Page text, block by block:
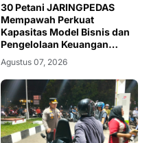
30 Petani JARINGPEDAS
Mempawah Perkuat
Kapasitas Model Bisnis dan
Pengelolaan Keuangan
Usaha
Agustus 07, 2026